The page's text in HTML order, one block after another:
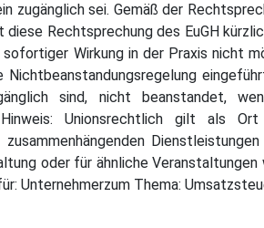
sei. Gemäß der
Rechtsprechung des EuGH
Wirkung in der Praxis nicht
sind, nicht beanstandet,
Unionsrechtlich gilt als
oder für ähnliche
Unternehmerzum Thema: